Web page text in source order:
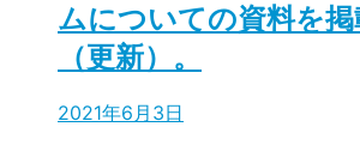
ムについての資料を
（更新）。
2021年6月3日